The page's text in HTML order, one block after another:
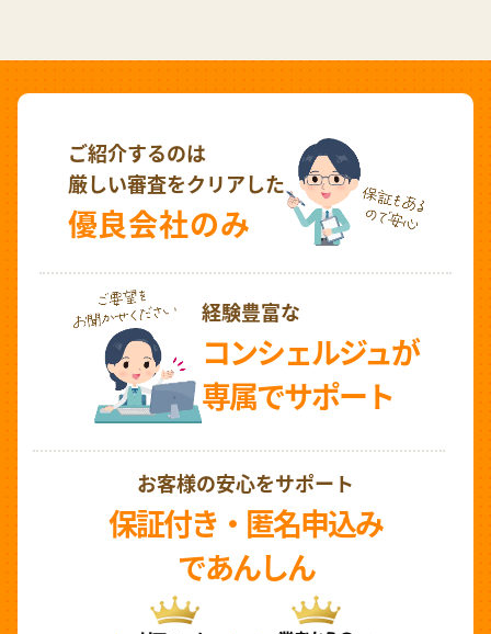
ご紹介するのは
厳しい審査をクリアした
優良会社のみ
経験豊富な
コンシェルジュが
専属でサポート
お客様の安心をサポート
保証付き・匿名申込み
であんしん